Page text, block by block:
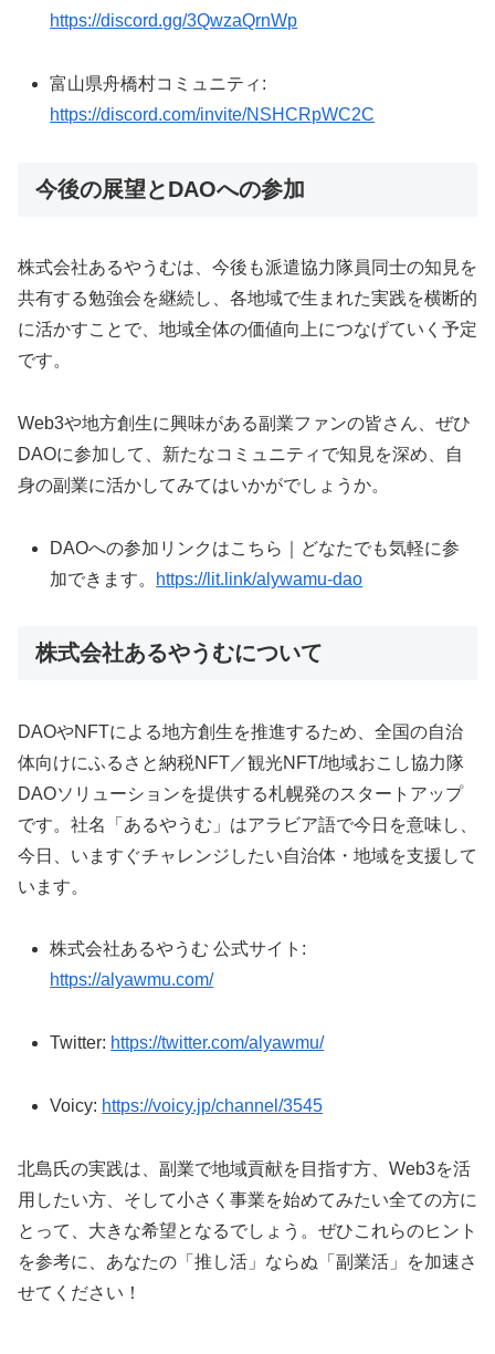
https://discord.gg/3QwzaQrnWp
富山県舟橋村コミュニティ:
https://discord.com/invite/NSHCRpWC2C
今後の展望とDAOへの参加
株式会社あるやうむは、今後も派遣協力隊員同士の知見を
共有する勉強会を継続し、各地域で生まれた実践を横断的
に活かすことで、地域全体の価値向上につなげていく予定
です。
Web3や地方創生に興味がある副業ファンの皆さん、ぜひ
DAOに参加して、新たなコミュニティで知見を深め、自
身の副業に活かしてみてはいかがでしょうか。
DAOへの参加リンクはこちら｜どなたでも気軽に参
加できます。
https://lit.link/alywamu-dao
株式会社あるやうむについて
DAOやNFTによる地方創生を推進するため、全国の自治
体向けにふるさと納税NFT／観光NFT/地域おこし協力隊
DAOソリューションを提供する札幌発のスタートアップ
です。社名「あるやうむ」はアラビア語で今日を意味し、
今日、いますぐチャレンジしたい自治体・地域を支援して
います。
株式会社あるやうむ 公式サイト:
https://alyawmu.com/
Twitter: https://twitter.com/alyawmu/
Voicy: https://voicy.jp/channel/3545
北島氏の実践は、副業で地域貢献を目指す方、Web3を活
用したい方、そして小さく事業を始めてみたい全ての方に
とって、大きな希望となるでしょう。ぜひこれらのヒント
を参考に、あなたの「推し活」ならぬ「副業活」を加速さ
せてください！